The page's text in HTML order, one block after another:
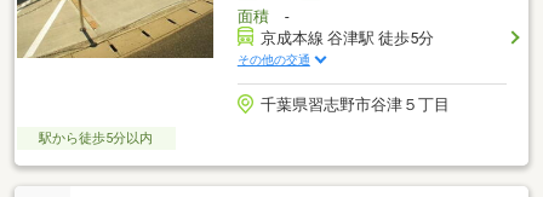
面積-
京成本線 谷津駅 徒歩5分
その他の交通
千葉県習志野市谷津５丁目
駅から徒歩5分以内